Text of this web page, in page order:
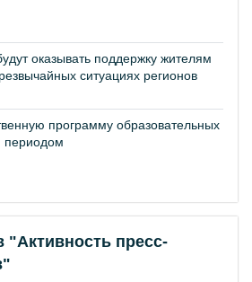
оказывать поддержку жителям
ситуациях регионов
программу образовательных
периодом
"Активность пресс-